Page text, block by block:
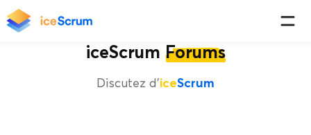
iceScrum Forums
Discutez d'iceScrum